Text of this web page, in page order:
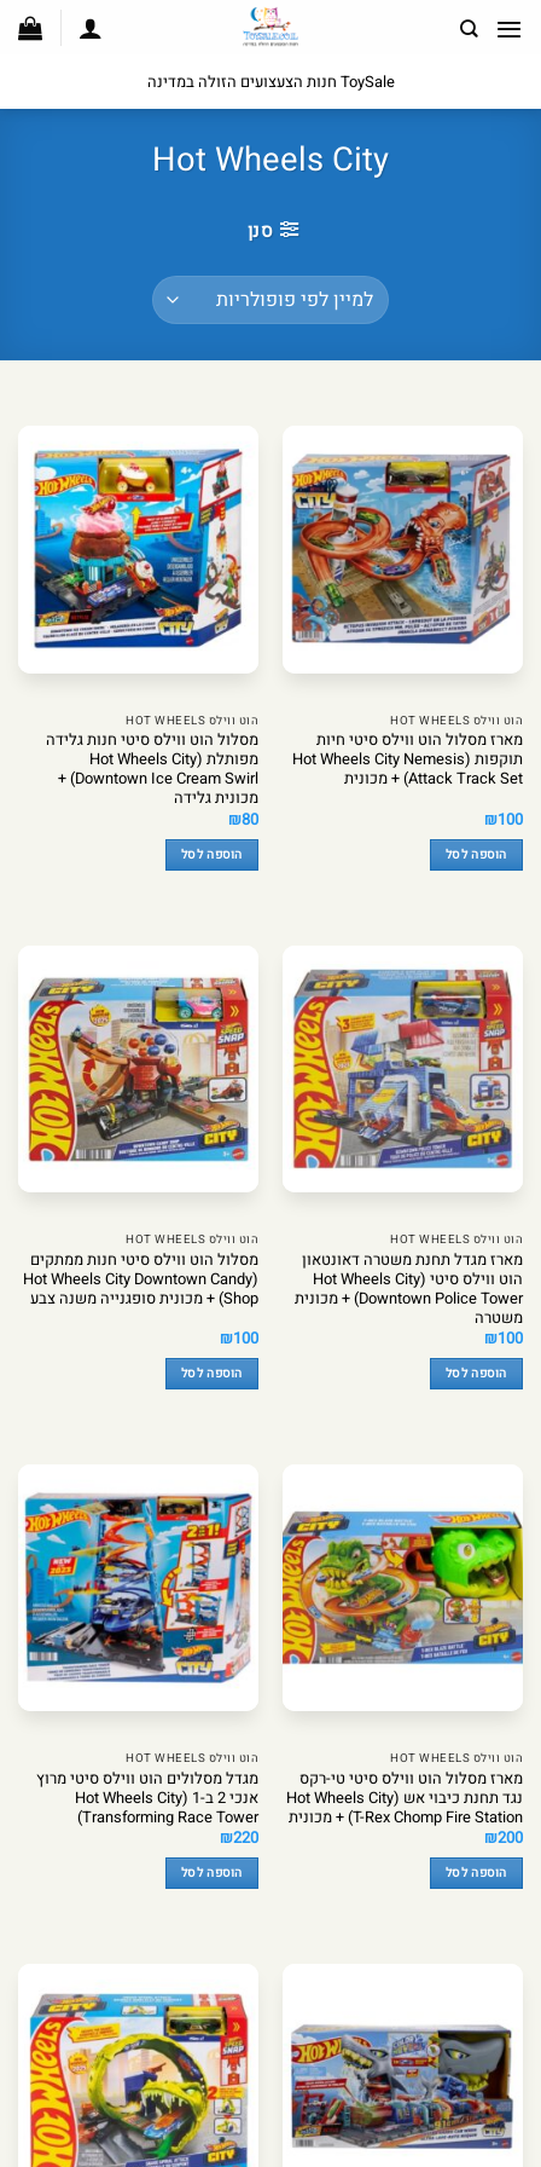
לתוכן
ToySale חנות הצעצועים הזולה במדינה
Hot Wheels City
סנן
הוט ווילס HOT WHEELS
מארז מסלול הוט ווילס סיטי חיות
תוקפות (Hot Wheels City Nemesis
Attack Track Set) + מכונית
₪100
הוספה לסל
הוט ווילס HOT WHEELS
מסלול הוט ווילס סיטי חנות גלידה
מפותלת (Hot Wheels City
Downtown Ice Cream Swirl) +
מכונית גלידה
₪80
הוספה לסל
הוט ווילס HOT WHEELS
מארז מגדל תחנת משטרה דאונטאון
הוט ווילס סיטי (Hot Wheels City
Downtown Police Tower) + מכונית
משטרה
₪100
הוספה לסל
הוט ווילס HOT WHEELS
מסלול הוט ווילס סיטי חנות ממתקים
(Hot Wheels City Downtown Candy
Shop) + מכונית סופגנייה משנה צבע
₪100
הוספה לסל
הוט ווילס HOT WHEELS
מארז מסלול הוט ווילס סיטי טי-רקס
נגד תחנת כיבוי אש (Hot Wheels City
T-Rex Chomp Fire Station) + מכונית
₪200
הוספה לסל
הוט ווילס HOT WHEELS
מגדל מסלולים הוט ווילס סיטי מרוץ
אנכי 2 ב-1 (Hot Wheels City
Transforming Race Tower)
₪220
הוספה לסל